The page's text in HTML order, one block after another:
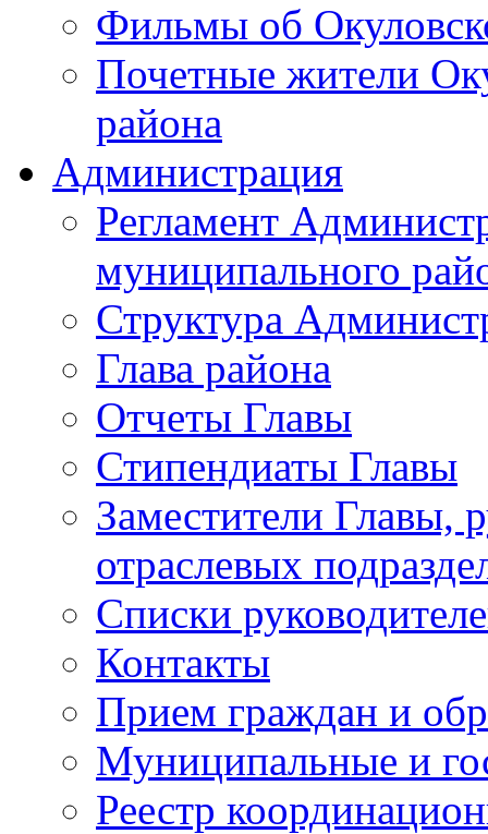
Фильмы об
Почетные жители
района
Администрация
Регламент
муниципального
Структура
Глава района
Отчеты Главы
Стипендиаты Главы
Заместители Главы,
отраслевых
Списки
Контакты
Прием граждан и
Муниципальные и
Реестр